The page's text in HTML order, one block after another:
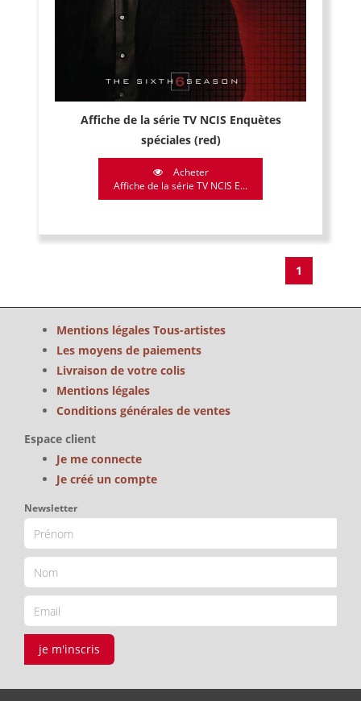
Affiche de la série TV NCIS Enquètes
spéciales (red)
Acheter
Affiche de la série TV NCIS E...
1
Mentions légales Tous-artistes
Les moyens de paiements
Livraison de votre colis
Mentions légales
Conditions générales de ventes
Espace client
Je me connecte
Je créé un compte
Newsletter
je m'inscris